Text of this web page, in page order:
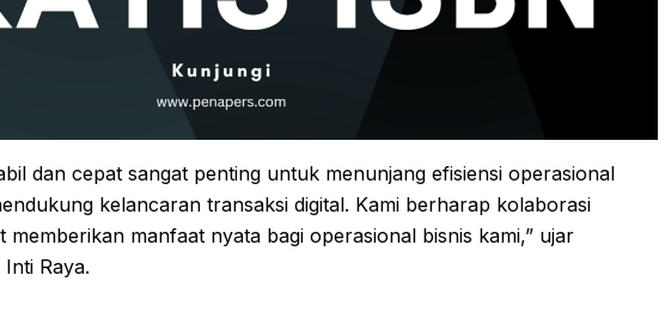
dan cepat sangat penting untuk menunjang efisiensi operasional
kelancaran transaksi digital. Kami berharap kolaborasi
memberikan manfaat nyata bagi operasional bisnis kami,” ujar
Raya.